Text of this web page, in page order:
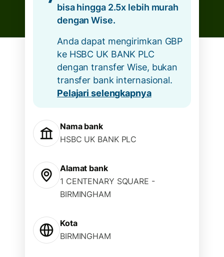
bisa hingga 2.5x lebih murah
dengan Wise.
Anda dapat mengirimkan GBP
ke HSBC UK BANK PLC
dengan transfer Wise, bukan
transfer bank internasional.
Pelajari selengkapnya
Nama bank
HSBC UK BANK PLC
Alamat bank
1 CENTENARY SQUARE -
BIRMINGHAM
Kota
BIRMINGHAM